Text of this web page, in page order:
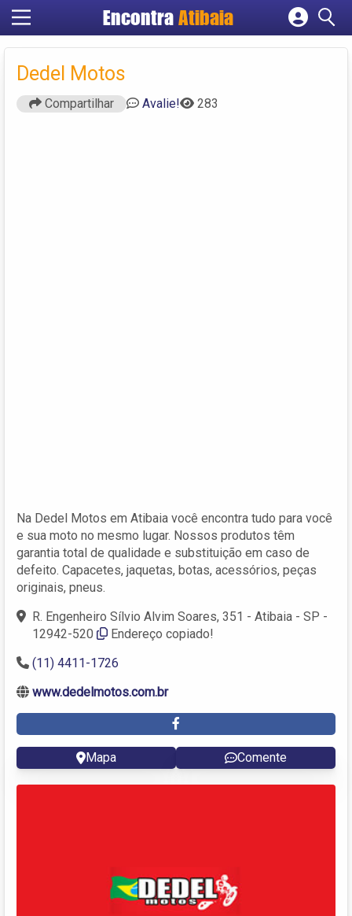
Encontra Atibaia
Cadastrar empresa
Dedel Motos
Compartilhar Avalie! 283
Na Dedel Motos em Atibaia você encontra tudo para você
e sua moto no mesmo lugar. Nossos produtos têm
garantia total de qualidade e substituição em caso de
defeito. Capacetes, jaquetas, botas, acessórios, peças
originais, pneus.
R. Engenheiro Sílvio Alvim Soares, 351 - Atibaia - SP -
12942-520
Endereço copiado!
(11) 4411-1726
www.dedelmotos.com.br
Mapa Comente